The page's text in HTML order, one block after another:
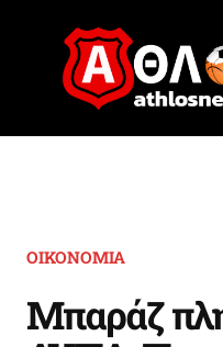
ΟΙΚΟΝΟΜΙΑ
Μπαράζ